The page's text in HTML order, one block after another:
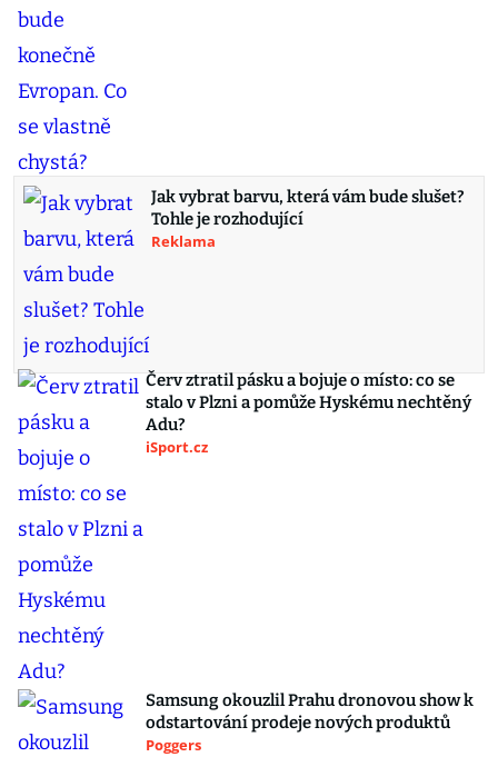
Jak vybrat barvu, která vám bude slušet?
Tohle je rozhodující
Reklama
Červ ztratil pásku a bojuje o místo: co se
stalo v Plzni a pomůže Hyskému nechtěný
Adu?
iSport.cz
Samsung okouzlil Prahu dronovou show k
odstartování prodeje nových produktů
Poggers